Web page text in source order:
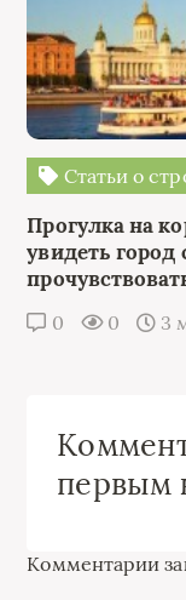
Статьи о
Прогулка на
увидеть город
0 0 3
первым
Комментарии